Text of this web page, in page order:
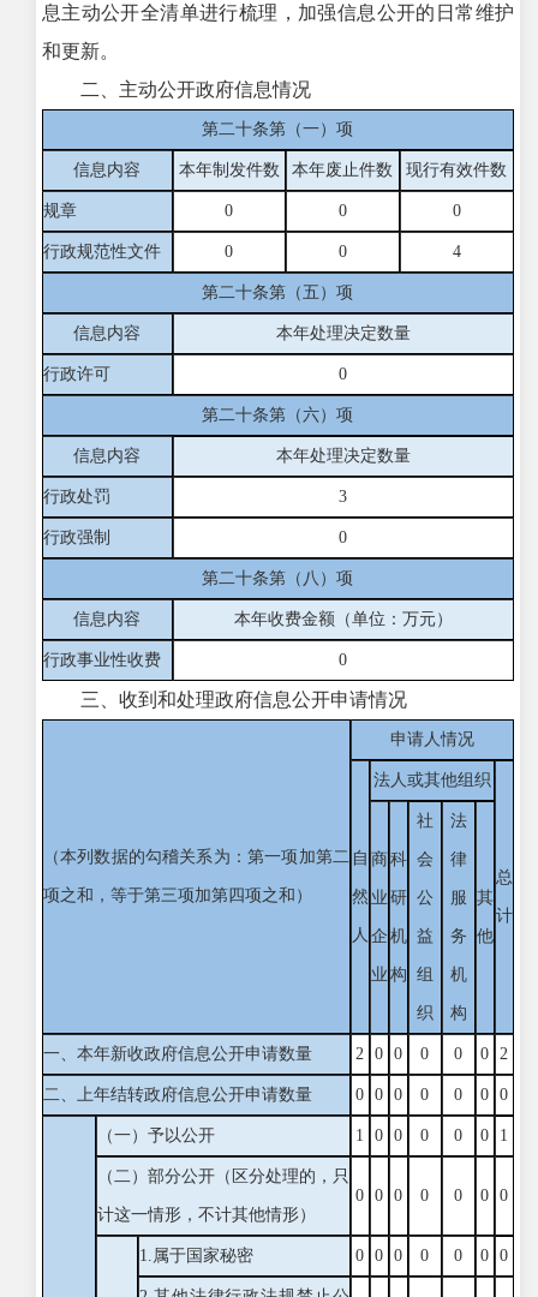
息主动公开全清单进行梳理，加强信息公开的日常维护
和更新。
二、主动公开政府信息情况
第二十条第（一）项
信息内容 本年制发件数 本年废止件数 现行有效件数
规章 0 0 0
行政规范性文件 0 0 4
第二十条第（五）项
信息内容 本年处理决定数量
行政许可 0
第二十条第（六）项
信息内容 本年处理决定数量
行政处罚 3
行政强制 0
第二十条第（八）项
信息内容 本年收费金额（单位：万元）
行政事业性收费 0
三、收到和处理政府信息公开申请情况
（本列数据的勾稽关系为：第一项加第二
项之和，等于第三项加第四项之和）
申请人情况
自
然
人
法人或其他组织
总
计
商
业
企
业
科
研
机
构
社
会
公
益
组
织
法
律
服
务
机
构
其
他
一、本年新收政府信息公开申请数量 2 0 0 0 0 0 2
二、上年结转政府信息公开申请数量 0 0 0 0 0 0 0
（一）予以公开 1 0 0 0 0 0 1
（二）部分公开（区分处理的，只
计这一情形，不计其他情形）
0 0 0 0 0 0 0
1.属于国家秘密 0 0 0 0 0 0 0